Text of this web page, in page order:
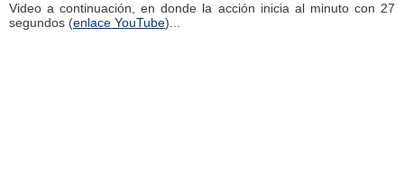
Video a continuación, en donde la acción inicia al minuto con 27
segundos (enlace YouTube)...